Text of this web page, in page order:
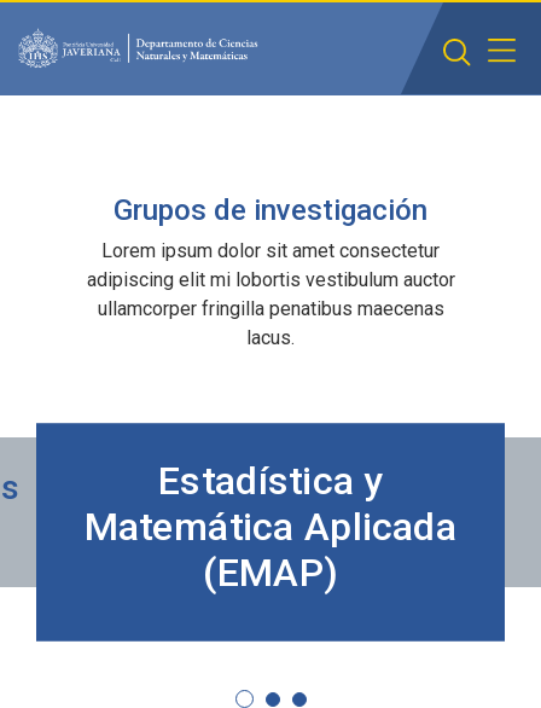
Grupos de investigación
Lorem ipsum dolor sit amet consectetur
adipiscing elit mi lobortis vestibulum auctor
ullamcorper fringilla penatibus maecenas
lacus.
Estadística y
Matemática Aplicada
(EMAP)